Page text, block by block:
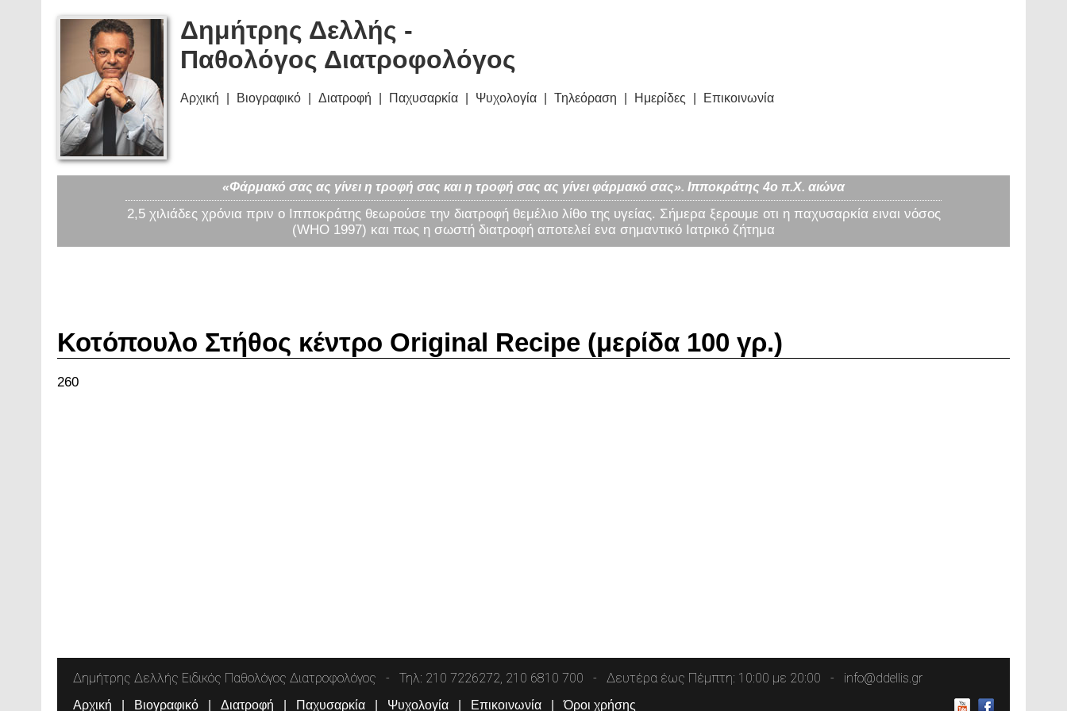
Δημήτρης Δελλής -
Παθολόγος Διατροφολόγος
Αρχική Βιογραφικό Διατροφή Παχυσαρκία Ψυχολογία Τηλεόραση Ημερίδες Επικοινωνία
«Φάρμακό σας ας γίνει η τροφή σας και η τροφή σας ας γίνει φάρμακό σας». Ιπποκράτης 4ο π.Χ. αιώνα
2,5 χιλιάδες χρόνια πριν ο Ιπποκράτης θεωρούσε την διατροφή θεμέλιο λίθο της υγείας. Σήμερα ξερουμε οτι η παχυσαρκία ειναι νόσος
(WHO 1997) και πως η σωστή διατροφή αποτελεί ενα σημαντικό Ιατρικό ζήτημα
Κοτόπουλο Στήθος κέντρο Original Recipe (μερίδα 100 γρ.)
260
Δημήτρης Δελλής Ειδικός Παθολόγος Διατροφολόγος Τηλ: 210 7226272, 210 6810 700 Δευτέρα έως Πέμπτη: 10:00 με 20:00 info@ddellis.gr
Αρχική Βιογραφικό Διατροφή Παχυσαρκία Ψυχολογία Επικοινωνία Όροι χρήσης